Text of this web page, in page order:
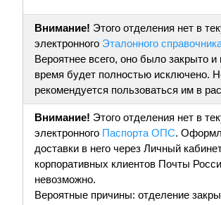
Внимание! Этого отделения нет в
электронного Эталонного
Вероятнее всего, оно было закрыто
время будет полностью исключено.
рекомендуется пользоваться им в
Внимание! Этого отделения нет в
электронного Паспорта ОПС.
доставки в него через Личный
корпоративных клиентов Почты
невозможно.
Вероятные причины: отделение